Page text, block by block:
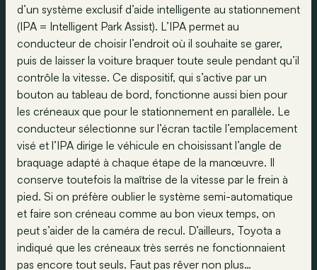
d’un système exclusif d’aide intelligente au stationnement
(IPA = Intelligent Park Assist). L’IPA permet au
conducteur de choisir l’endroit où il souhaite se garer,
puis de laisser la voiture braquer toute seule pendant qu’il
contrôle la vitesse. Ce dispositif, qui s’active par un
bouton au tableau de bord, fonctionne aussi bien pour
les créneaux que pour le stationnement en parallèle. Le
conducteur sélectionne sur l’écran tactile l’emplacement
visé et l’IPA dirige le véhicule en choisissant l’angle de
braquage adapté à chaque étape de la manœuvre. Il
conserve toutefois la maîtrise de la vitesse par le frein à
pied. Si on préfère oublier le système semi-automatique
et faire son créneau comme au bon vieux temps, on
peut s’aider de la caméra de recul. D’ailleurs, Toyota a
indiqué que les créneaux très serrés ne fonctionnaient
pas encore tout seuls. Faut pas rêver non plus…